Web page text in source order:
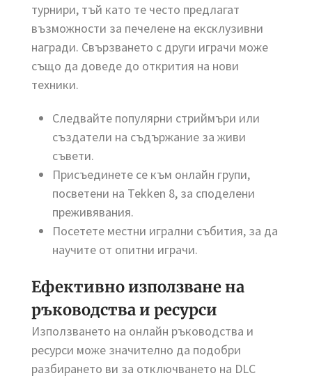
турнири, тъй като те често предлагат
възможности за печелене на ексклузивни
награди. Свързването с други играчи може
също да доведе до открития на нови
техники.
Следвайте популярни стриймъри или
създатели на съдържание за живи
съвети.
Присъединете се към онлайн групи,
посветени на Tekken 8, за споделени
преживявания.
Посетете местни игрални събития, за да
научите от опитни играчи.
Ефективно използване на
ръководства и ресурси
Използването на онлайн ръководства и
ресурси може значително да подобри
разбирането ви за отключването на DLC